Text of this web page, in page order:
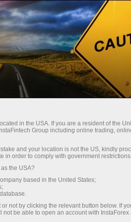
Estrelas da InstaForex
known by the
he keeps!
para falar sobre a empresa
amigos podem parecer
mas eles têm uma
se esforçam para seguir
de alcançar grandes
vidas, eles não pararam
in the USA. If you are a resident of the
Group including online trading,
and your location is not the US, kindly
in order to comply with government
the USA?
based in the United States;
not by clicking the relevant button below. If
be able to open an account with InstaForex